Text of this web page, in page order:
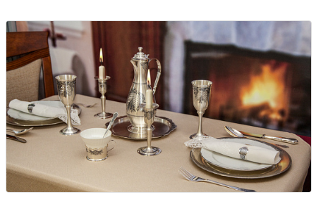
почему сегоднястоловое серебровновь становится
желанным?